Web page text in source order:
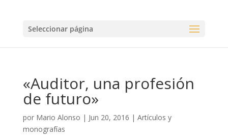
Seleccionar página
«Auditor, una profesión
de futuro»
por Mario Alonso | Jun 20, 2016 | Artículos y
monografías